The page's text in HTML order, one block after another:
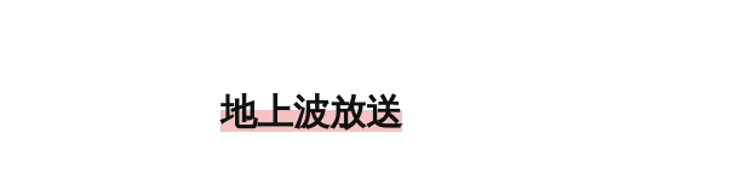
地上波放送